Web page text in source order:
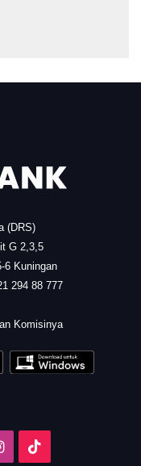
(DRS)
G 2,3,5
6 Kuningan
294 88 777
Komisinya
Instagram